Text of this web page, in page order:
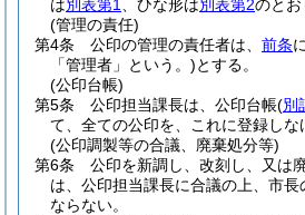
は別表第1 、ひな形は別表第2のとお
(管理の責任)
第4条
公印の管理の責任者は、 前条
「管理者」という。)とする。
(公印台帳)
第5条
公印担当課長は、公印台帳(別
て、全ての公印を、これに登録しな
(公印調製等の合議、廃棄処分等)
第6条
公印を新調し、改刻し、又は
は、公印担当課長に合議の上、市
ならない。